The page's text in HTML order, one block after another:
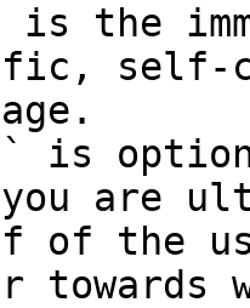
is the
self-
is
are
of the